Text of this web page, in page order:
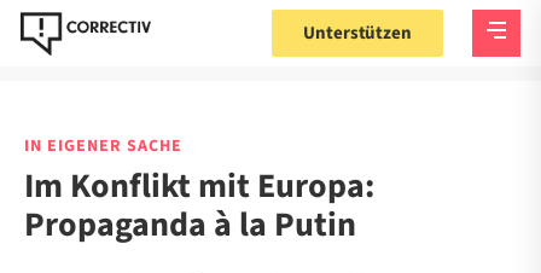
Unterstützen
IN EIGENER SACHE
Im Konflikt mit Europa:
Propaganda à la Putin